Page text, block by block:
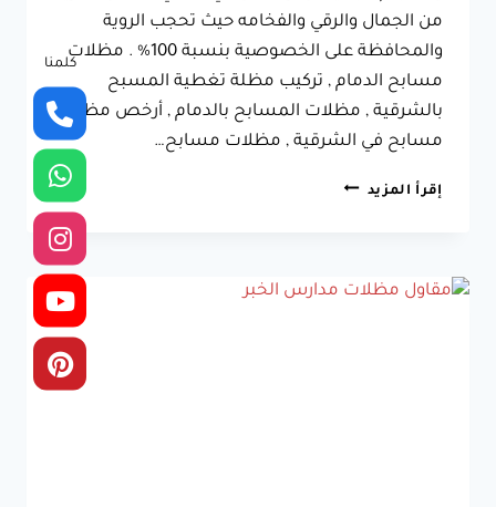
من الجمال والرقي والفخامه حيث تحجب الروية
والمحافظة على الخصوصية بنسبة 100% . مظلات
مسابح الدمام , تركيب مظلة تغطية المسبح
بالشرقية , مظلات المسابح بالدمام , أرخص مظلات
مسابح في الشرقية , مظلات مسابح…
إقرأ المزيد مظلات
جوال:0533038309
كلمنا